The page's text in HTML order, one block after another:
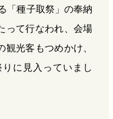
「種子取祭」の奉納
って行なわれ、会場
光客もつめかけ、
に見入っていまし